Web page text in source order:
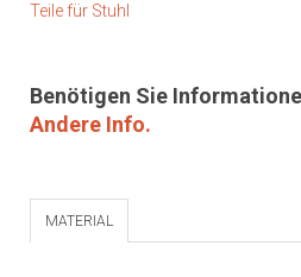
Teile für Stuhl
Benötigen Sie
Andere Info.
MATERIAL